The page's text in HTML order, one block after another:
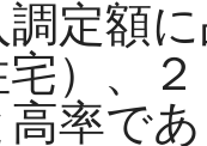
定額
宅）、
高率で